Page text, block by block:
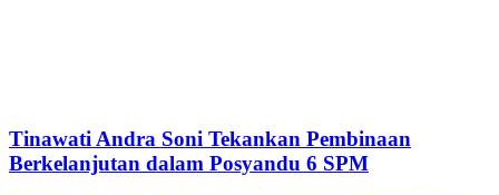
Tinawati Andra Soni Tekankan Pembinaan
Berkelanjutan dalam Posyandu 6 SPM